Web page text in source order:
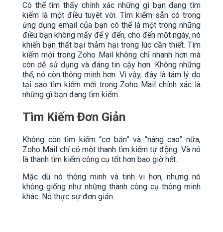
Có thể tìm thấy chính xác những gì bạn đang tìm
kiếm là một điều tuyệt vời. Tìm kiếm sẵn có trong
ứng dụng email của bạn có thể là một trong những
điều bạn không mấy để ý đến, cho đến một ngày, nó
khiến bạn thất bại thảm hại trong lúc cần thiết. Tìm
kiếm mới trong Zoho Mail không chỉ nhanh hơn mà
còn dễ sử dụng và đáng tin cậy hơn. Không những
thế, nó còn thông minh hơn. Vì vậy, đây là tám lý do
tại sao tìm kiếm mới trong Zoho Mail chính xác là
những gì bạn đang tìm kiếm.
Tìm Kiếm Đơn Giản
Không còn tìm kiếm “cơ bản” và “nâng cao” nữa,
Zoho Mail chỉ có một thanh tìm kiếm tự động. Và nó
là thanh tìm kiếm công cụ tốt hơn bao giờ hết.
Mặc dù nó thông minh và tinh vi hơn, nhưng nó
không giống như những thanh công cụ thông minh
khác. Nó thực sự đơn giản.